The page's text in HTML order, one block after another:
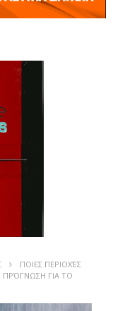
ΠΟΙΕΣ ΠΕΡΙΟΧΈΣ
ΓΙΑ ΤΟ